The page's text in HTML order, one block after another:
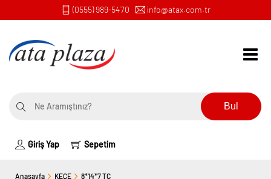
(0555) 989-5470 info@atax.com.tr
Bul
Giriş Yap Sepetim
Anasayfa KEÇE 8*14*7 TC